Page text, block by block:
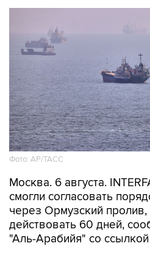
Фото: AP/ТАСС
Москва. 6 августа.
смогли согласовать
через Ормузский пролив,
действовать 60 дней,
"Аль-Арабийя" со ссылкой